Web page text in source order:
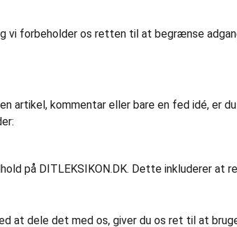
forbeholder os retten til at begrænse
artikel, kommentar eller bare en fed idé, er
på DITLEKSIKON.DK. Dette inkluderer at
at dele det med os, giver du os ret til at